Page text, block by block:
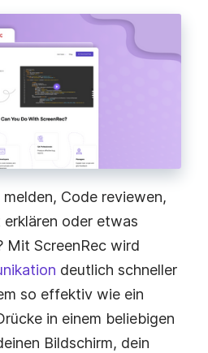
Code reviewen,
erklären oder etwas
Mit ScreenRec wird
deutlich schneller
so effektiv wie ein
in einem beliebigen
Bildschirm, dein